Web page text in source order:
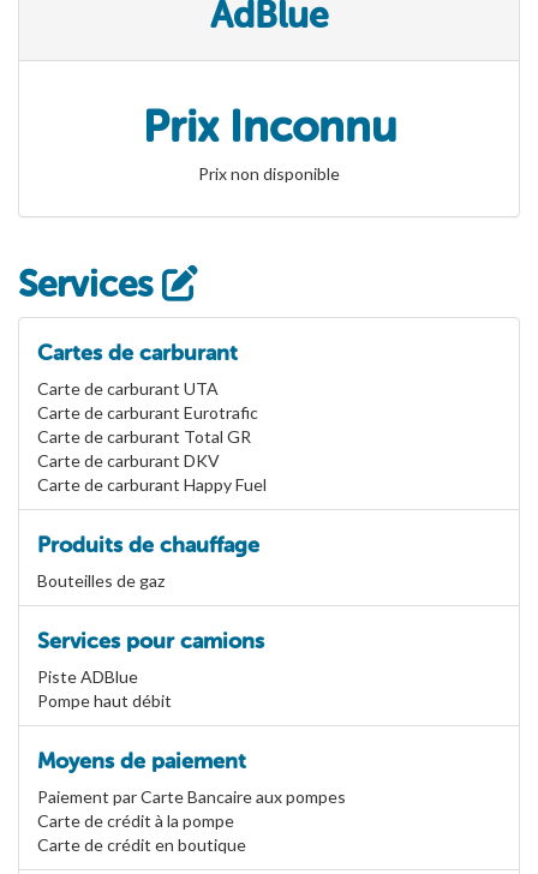
AdBlue
Prix Inconnu
Prix non disponible
Services
Cartes de carburant
Carte de carburant UTA
Carte de carburant Eurotrafic
Carte de carburant Total GR
Carte de carburant DKV
Carte de carburant Happy Fuel
Produits de chauffage
Bouteilles de gaz
Services pour camions
Piste ADBlue
Pompe haut débit
Moyens de paiement
Paiement par Carte Bancaire aux pompes
Carte de crédit à la pompe
Carte de crédit en boutique